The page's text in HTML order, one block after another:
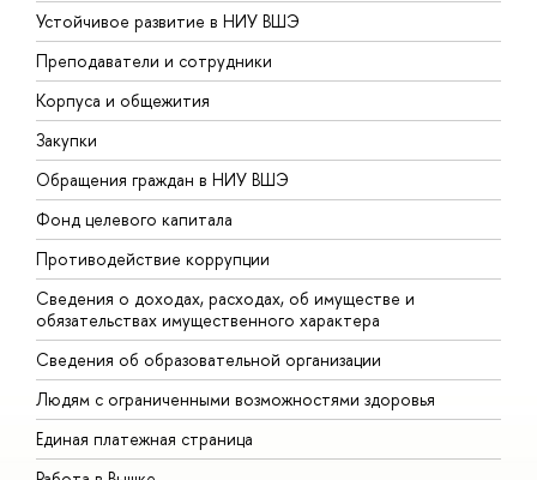
Устойчивое развитие в НИУ ВШЭ
Преподаватели и сотрудники
Корпуса и общежития
Закупки
Обращения граждан в НИУ ВШЭ
Фонд целевого капитала
Противодействие коррупции
Сведения о доходах, расходах, об имуществе и
обязательствах имущественного характера
Сведения об образовательной организации
Людям с ограниченными возможностями здоровья
Единая платежная страница